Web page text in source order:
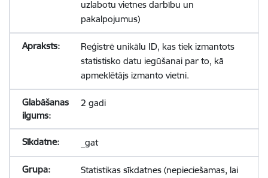
uzlabotu vietnes darbību un
pakalpojumus)
Reģistrē unikālu ID, kas tiek izmantots
statistisko datu iegūšanai par to, kā
apmeklētājs izmanto vietni.
2 gadi
_gat
Statistikas sīkdatnes (nepieciešamas, lai